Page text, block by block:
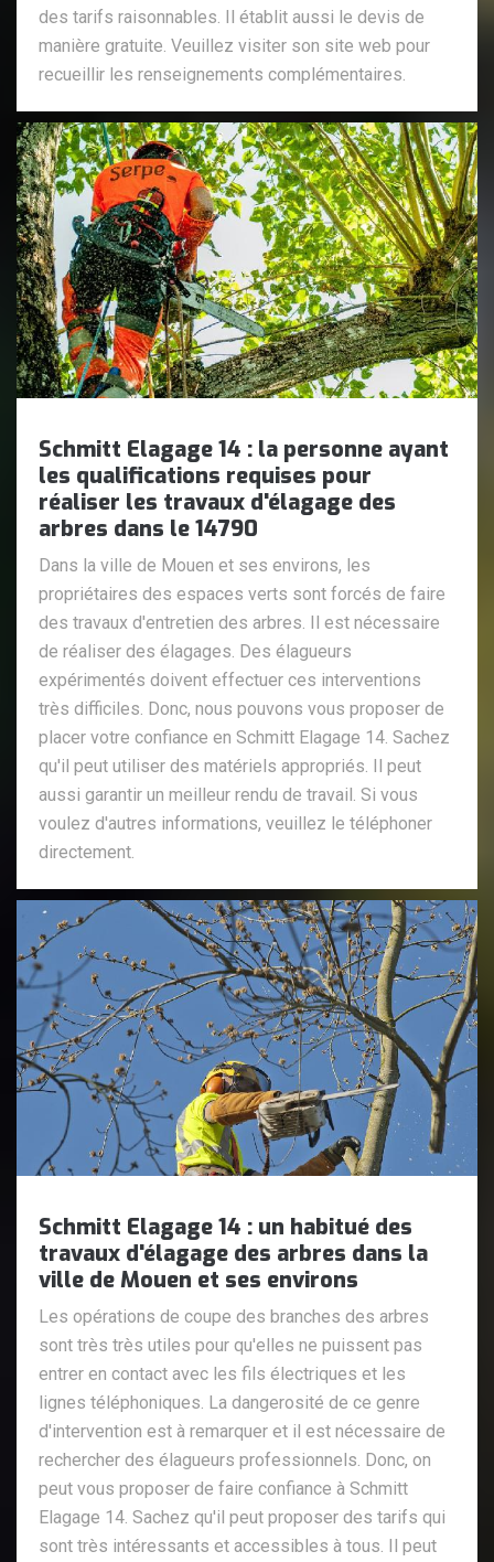
des tarifs raisonnables. Il établit aussi le devis de
manière gratuite. Veuillez visiter son site web pour
recueillir les renseignements complémentaires.
Schmitt Elagage 14 : la personne ayant
les qualifications requises pour
réaliser les travaux d'élagage des
arbres dans le 14790
Dans la ville de Mouen et ses environs, les
propriétaires des espaces verts sont forcés de faire
des travaux d'entretien des arbres. Il est nécessaire
de réaliser des élagages. Des élagueurs
expérimentés doivent effectuer ces interventions
très difficiles. Donc, nous pouvons vous proposer de
placer votre confiance en Schmitt Elagage 14. Sachez
qu'il peut utiliser des matériels appropriés. Il peut
aussi garantir un meilleur rendu de travail. Si vous
voulez d'autres informations, veuillez le téléphoner
directement.
Schmitt Elagage 14 : un habitué des
travaux d'élagage des arbres dans la
ville de Mouen et ses environs
Les opérations de coupe des branches des arbres
sont très très utiles pour qu'elles ne puissent pas
entrer en contact avec les fils électriques et les
lignes téléphoniques. La dangerosité de ce genre
d'intervention est à remarquer et il est nécessaire de
rechercher des élagueurs professionnels. Donc, on
peut vous proposer de faire confiance à Schmitt
Elagage 14. Sachez qu'il peut proposer des tarifs qui
sont très intéressants et accessibles à tous. Il peut